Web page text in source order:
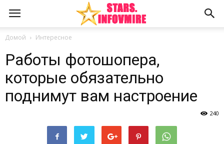
Домой Интересное
Работы фотошопера,
которые обязательно
поднимут вам настроение
240